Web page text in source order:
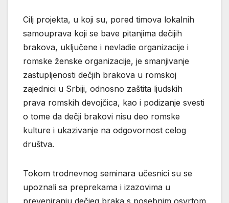
Cilj projekta, u koji su, pored timova lokalnih
samouprava koji se bave pitanjima dečijih
brakova, uključene i nevladie organizacije i
romske ženske organizacije, je smanjivanje
zastupljenosti dečjih brakova u romskoj
zajednici u Srbiji, odnosno zaštita ljudskih
prava romskih devojčica, kao i podizanje svesti
o tome da dečji brakovi nisu deo romske
kulture i ukazivanje na odgovornost celog
društva.
Tokom trodnevnog seminara učesnici su se
upoznali sa preprekama i izazovima u
preveniranju dečjeg braka s posebnim osvrtom